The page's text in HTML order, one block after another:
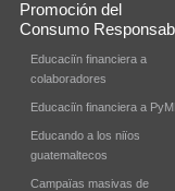
Promoción del
Consumo
Educaciïn financiera a
colaboradores
Educaciïn financiera a
Educando a los niïos
guatemaltecos
Campaïas masivas de